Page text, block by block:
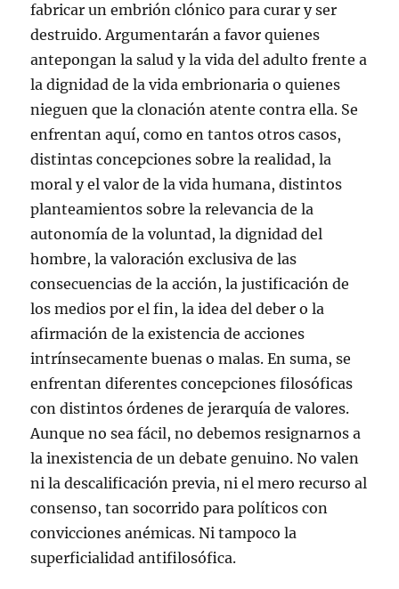
fabricar un embrión clónico para curar y ser
destruido. Argumentarán a favor quienes
antepongan la salud y la vida del adulto frente a
la dignidad de la vida embrionaria o quienes
nieguen que la clonación atente contra ella. Se
enfrentan aquí, como en tantos otros casos,
distintas concepciones sobre la realidad, la
moral y el valor de la vida humana, distintos
planteamientos sobre la relevancia de la
autonomía de la voluntad, la dignidad del
hombre, la valoración exclusiva de las
consecuencias de la acción, la justificación de
los medios por el fin, la idea del deber o la
afirmación de la existencia de acciones
intrínsecamente buenas o malas. En suma, se
enfrentan diferentes concepciones filosóficas
con distintos órdenes de jerarquía de valores.
Aunque no sea fácil, no debemos resignarnos a
la inexistencia de un debate genuino. No valen
ni la descalificación previa, ni el mero recurso al
consenso, tan socorrido para políticos con
convicciones anémicas. Ni tampoco la
superficialidad antifilosófica.